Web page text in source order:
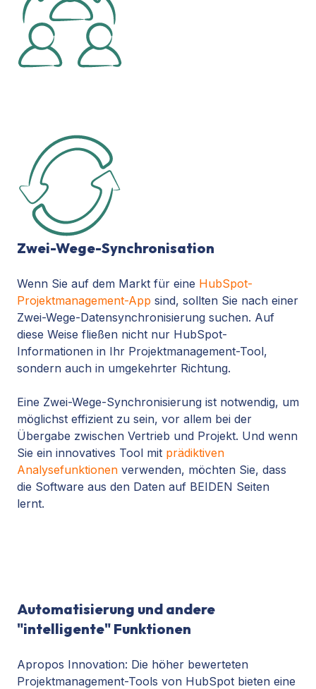
Zwei-Wege-Synchronisation
Wenn Sie auf dem Markt für eine HubSpot-
Projektmanagement-App sind, sollten Sie nach einer
Zwei-Wege-Datensynchronisierung suchen. Auf
diese Weise fließen nicht nur HubSpot-
Informationen in Ihr Projektmanagement-Tool,
sondern auch in umgekehrter Richtung.
Eine Zwei-Wege-Synchronisierung ist notwendig, um
möglichst effizient zu sein, vor allem bei der
Übergabe zwischen Vertrieb und Projekt. Und wenn
Sie ein innovatives Tool mit prädiktiven
Analysefunktionen verwenden, möchten Sie, dass
die Software aus den Daten auf BEIDEN Seiten
lernt.
Automatisierung und andere
"intelligente" Funktionen
Apropos Innovation: Die höher bewerteten
Projektmanagement-Tools von HubSpot bieten eine